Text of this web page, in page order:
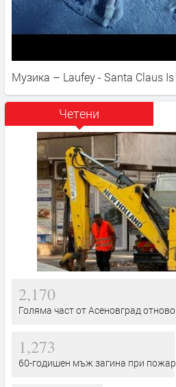
Музика – Laufey - Santa Claus
Четени
2,170
Голяма част от Асеновград
1,273
60-годишен мъж загина при